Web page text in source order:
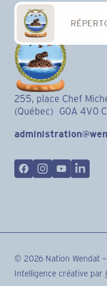
255, place Chef
(Québec) G0A 4V0
© 2026Nation Wendat
Intelligence créative par